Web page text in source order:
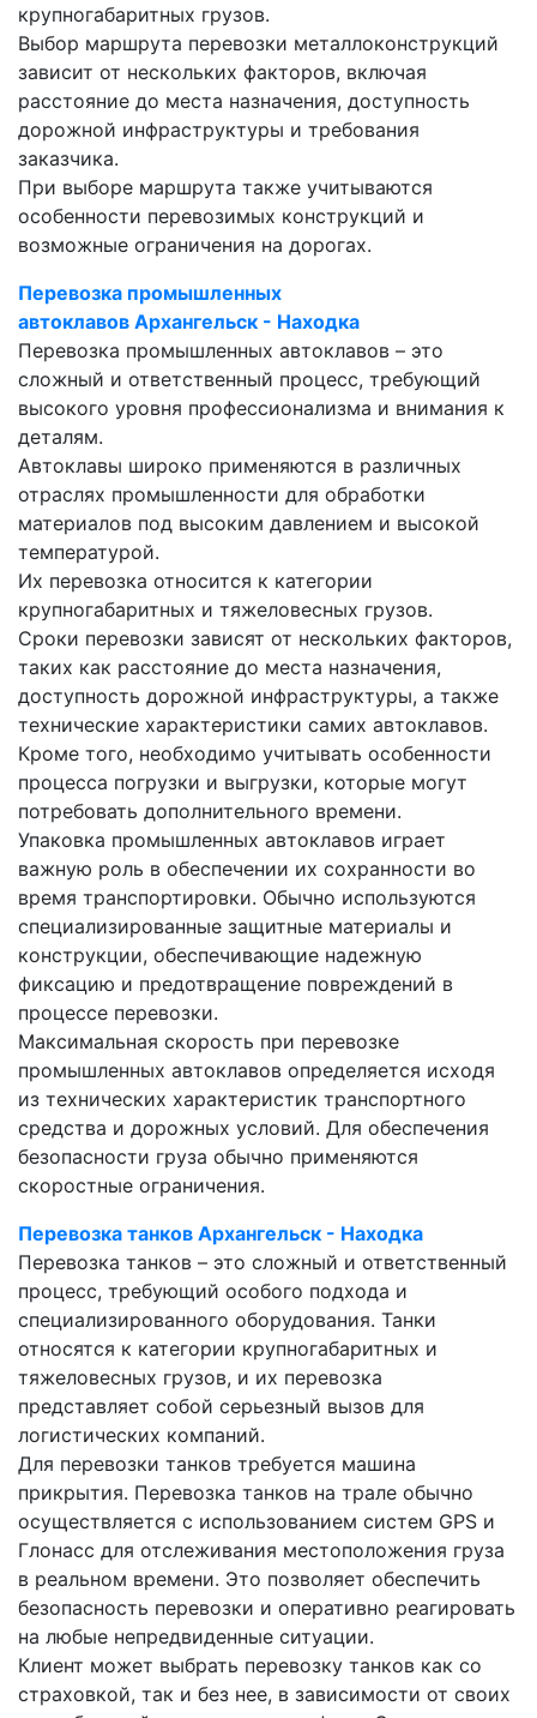
крупногабаритных грузов.
Выбор маршрута перевозки металлоконструкций
зависит от нескольких факторов, включая
расстояние до места назначения, доступность
дорожной инфраструктуры и требования
заказчика.
При выборе маршрута также учитываются
особенности перевозимых конструкций и
возможные ограничения на дорогах.
Перевозка промышленных
автоклавов Архангельск - Находка
Перевозка промышленных автоклавов – это
сложный и ответственный процесс, требующий
высокого уровня профессионализма и внимания к
деталям.
Автоклавы широко применяются в различных
отраслях промышленности для обработки
материалов под высоким давлением и высокой
температурой.
Их перевозка относится к категории
крупногабаритных и тяжеловесных грузов.
Сроки перевозки зависят от нескольких факторов,
таких как расстояние до места назначения,
доступность дорожной инфраструктуры, а также
технические характеристики самих автоклавов.
Кроме того, необходимо учитывать особенности
процесса погрузки и выгрузки, которые могут
потребовать дополнительного времени.
Упаковка промышленных автоклавов играет
важную роль в обеспечении их сохранности во
время транспортировки. Обычно используются
специализированные защитные материалы и
конструкции, обеспечивающие надежную
фиксацию и предотвращение повреждений в
процессе перевозки.
Максимальная скорость при перевозке
промышленных автоклавов определяется исходя
из технических характеристик транспортного
средства и дорожных условий. Для обеспечения
безопасности груза обычно применяются
скоростные ограничения.
Перевозка танков Архангельск - Находка
Перевозка танков – это сложный и ответственный
процесс, требующий особого подхода и
специализированного оборудования. Танки
относятся к категории крупногабаритных и
тяжеловесных грузов, и их перевозка
представляет собой серьезный вызов для
логистических компаний.
Для перевозки танков требуется машина
прикрытия. Перевозка танков на трале обычно
осуществляется с использованием систем GPS и
Глонасс для отслеживания местоположения груза
в реальном времени. Это позволяет обеспечить
безопасность перевозки и оперативно реагировать
на любые непредвиденные ситуации.
Клиент может выбрать перевозку танков как со
страховкой, так и без нее, в зависимости от своих